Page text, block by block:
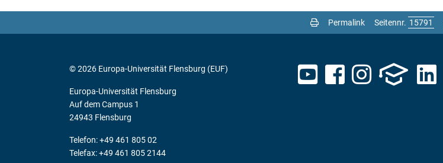
Permalink Seitennr.
© 2026 Europa-Universität Flensburg (EUF)
Europa-Universität Flensburg
Auf dem Campus 1
24943 Flensburg
Telefon: +49 461 805 02
Telefax: +49 461 805 2144